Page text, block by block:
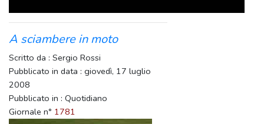
A sciambere in moto
Scritto da : Sergio Rossi
Pubblicato in data : giovedì, 17 luglio
2008
Pubblicato in : Quotidiano
Giornale n° 1781